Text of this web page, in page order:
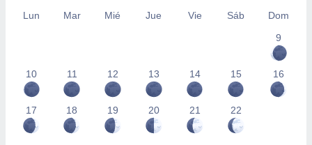
Lun Mar Mié Jue Vie Sáb
Dom
9
10 11 12 13 14 15 16
17 18 19 20 21 22